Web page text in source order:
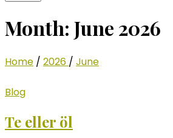
Month: June 2026
Home / 2026 / June
Blog
Te eller öl